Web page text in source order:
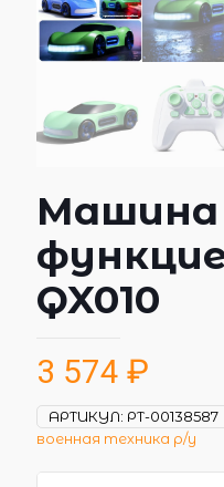
Машина
QX010
3 574 ₽
АРТИКУЛ: РТ-00138587
военная техника р/у